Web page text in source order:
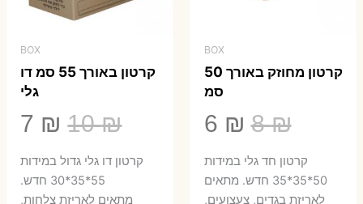
BOX
קרטון מחוזק באורך 50
סמ
8₪
המחיר
המקורי
היה:
6 ₪
הנוכחיקרטון חד גלי במידות
50*35*35 חדש. מתאים
לאריזת בגדים, צעצועים,
BOX
קרטון באורך 55 סמ דו
גלי
10₪
היה:
7 ₪
קרטון דו גלי גדול במידות
55*35*30 חדש.
מתאים לאריזת צלחות,